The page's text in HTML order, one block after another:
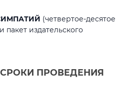
(четвертое-десятое
пакет издательского
ПРОВЕДЕНИЯ